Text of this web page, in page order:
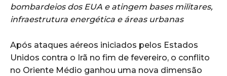
bombardeios dos EUA e atingem bases militares,
infraestrutura energética e áreas urbanas
Após ataques aéreos iniciados pelos Estados
Unidos contra o Irã no fim de fevereiro, o conflito
no Oriente Médio ganhou uma nova dimensão